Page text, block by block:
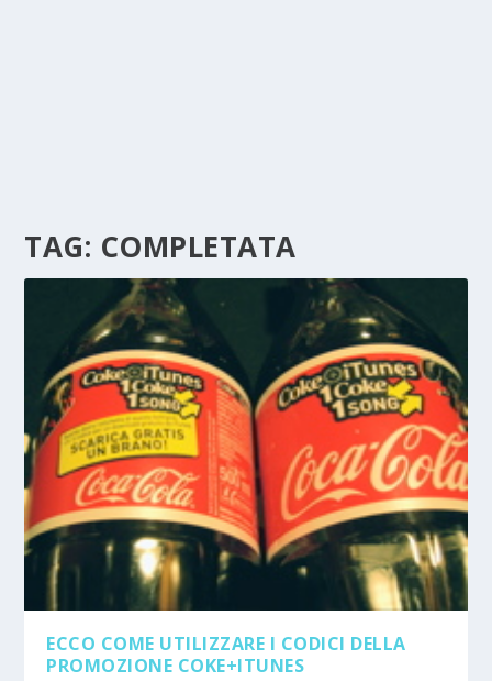
TAG: COMPLETATA
ECCO COME UTILIZZARE I CODICI DELLA
PROMOZIONE COKE+ITUNES